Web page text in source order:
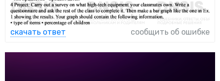
скачать ответ сообщить об ошибке